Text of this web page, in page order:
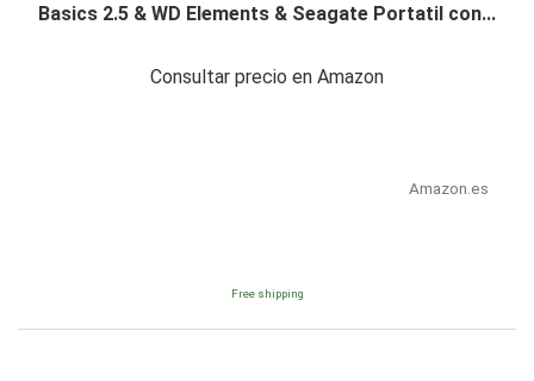
Basics 2.5 & WD Elements & Seagate Portatil con...
Consultar precio en Amazon
Amazon.es
Free shipping